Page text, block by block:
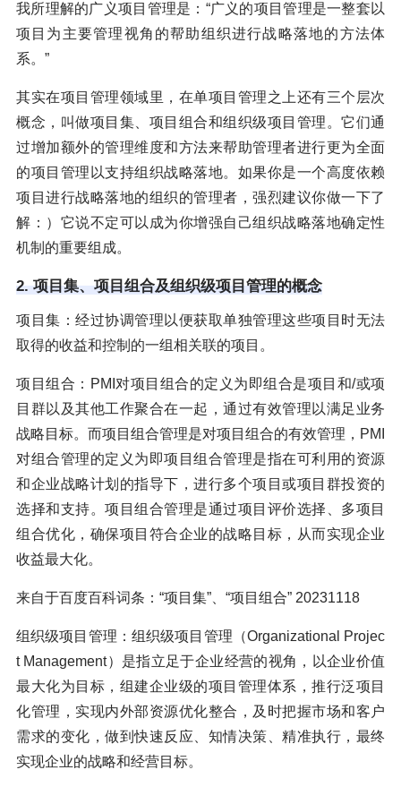
我所理解的广义项目管理是：“广义的项目管理是一整套以
项目为主要管理视角的帮助组织进行战略落地的方法体
系。”
其实在项目管理领域里，在单项目管理之上还有三个层次
概念，叫做项目集、项目组合和组织级项目管理。它们通
过增加额外的管理维度和方法来帮助管理者进行更为全面
的项目管理以支持组织战略落地。如果你是一个高度依赖
项目进行战略落地的组织的管理者，强烈建议你做一下了
解：）它说不定可以成为你增强自己组织战略落地确定性
机制的重要组成。
2. 项目集、项目组合及组织级项目管理的概念
项目集：经过协调管理以便获取单独管理这些项目时无法
取得的收益和控制的一组相关联的项目。
项目组合：PMI对项目组合的定义为即组合是项目和/或项
目群以及其他工作聚合在一起，通过有效管理以满足业务
战略目标。而项目组合管理是对项目组合的有效管理，PMI
对组合管理的定义为即项目组合管理是指在可利用的资源
和企业战略计划的指导下，进行多个项目或项目群投资的
选择和支持。项目组合管理是通过项目评价选择、多项目
组合优化，确保项目符合企业的战略目标，从而实现企业
收益最大化。
来自于百度百科词条：“项目集”、“项目组合” 20231118
组织级项目管理：组织级项目管理（Organizational Projec
t Management）是指立足于企业经营的视角，以企业价值
最大化为目标，组建企业级的项目管理体系，推行泛项目
化管理，实现内外部资源优化整合，及时把握市场和客户
需求的变化，做到快速反应、知情决策、精准执行，最终
实现企业的战略和经营目标。